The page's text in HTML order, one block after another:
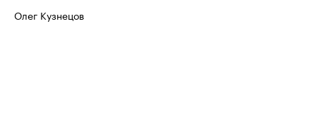
Олег Кузнецов